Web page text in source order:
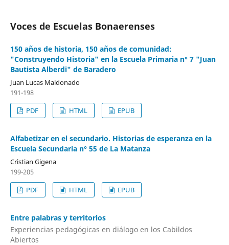
Voces de Escuelas Bonaerenses
150 años de historia, 150 años de comunidad:
"Construyendo Historia" en la Escuela Primaria n° 7 "Juan
Bautista Alberdi" de Baradero
Juan Lucas Maldonado
191-198
PDF
HTML EPUB
Alfabetizar en el secundario. Historias de esperanza en la
Escuela Secundaria n° 55 de La Matanza
Cristian Gigena
199-205
PDF
HTML EPUB
Entre palabras y territorios
Experiencias pedagógicas en diálogo en los Cabildos
Abiertos